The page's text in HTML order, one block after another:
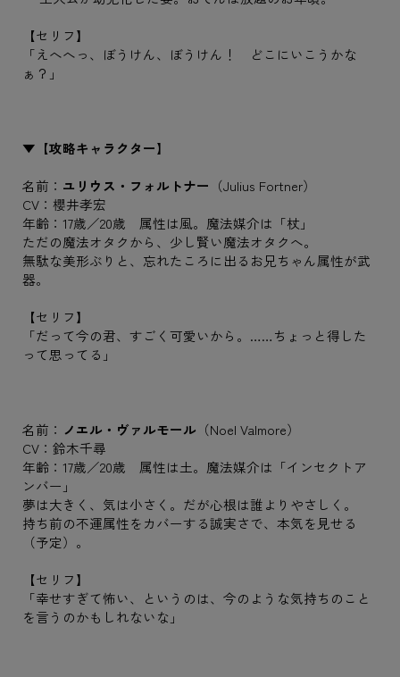
【セリフ】
「えへへっ、ぼうけん、ぼうけん！ どこにいこうかな
ぁ？」
▼【攻略キャラクター】
名前： ユリウス・フォルトナー （Julius Fortner）
CV：櫻井孝宏
年齢：17歳／20歳 属性は風。魔法媒介は「杖」
ただの魔法オタクから、少し賢い魔法オタクへ。
無駄な美形ぶりと、忘れたころに出るお兄ちゃん属性が武
器。
【セリフ】
「だって今の君、すごく可愛いから。……ちょっと得した
って思ってる」
名前： ノエル・ヴァルモール （Noel Valmore）
CV：鈴木千尋
年齢：17歳／20歳 属性は土。魔法媒介は「インセクトア
ンバー」
夢は大きく、気は小さく。だが心根は誰よりやさしく。
持ち前の不運属性をカバーする誠実さで、本気を見せる
（予定）。
【セリフ】
「幸せすぎて怖い、というのは、今のような気持ちのこと
を言うのかもしれないな」